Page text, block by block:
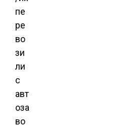
пе
ре
во
зи
ли
с
авт
оза
во